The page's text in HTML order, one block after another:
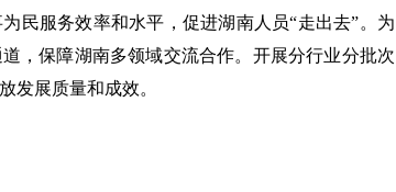
服务效率和水平，促进湖南人员“走出去”。为
，保障湖南多领域交流合作。开展分行业分批次
发展质量和成效。